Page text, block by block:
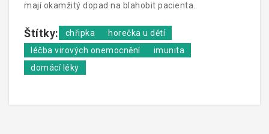
mají okamžitý dopad na blahobit pacienta.
Štítky: chřipka
horečka u dětí
léčba virových onemocnění
imunita
domácí léky